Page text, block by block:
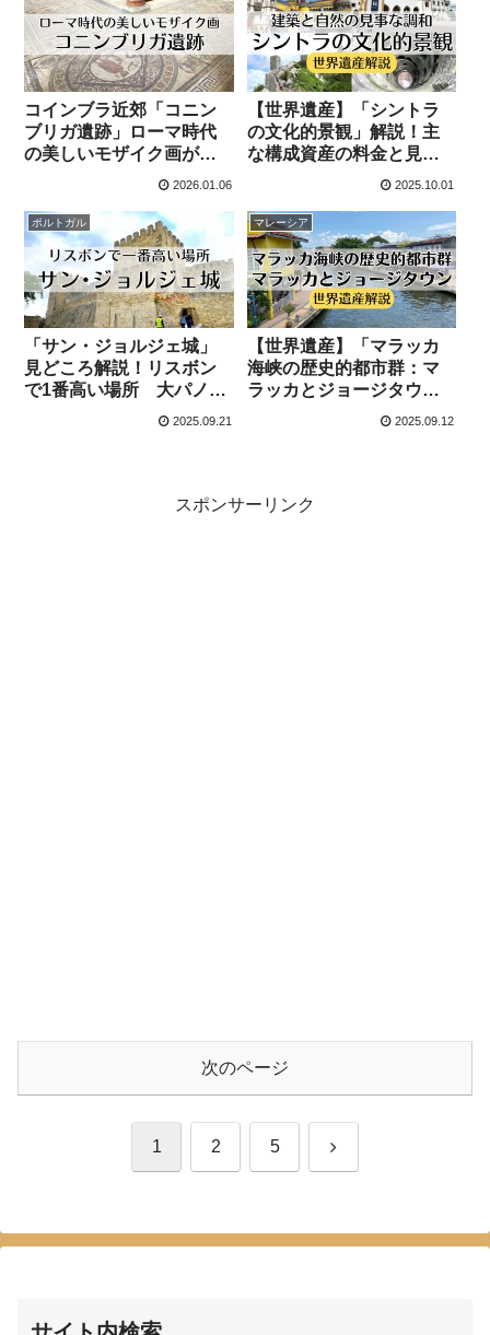
コインブラ近郊「コニン
ブリガ遺跡」ローマ時代
の美しいモザイク画がた
くさん！行き方も解説！
2026.01.06
【世界遺産】「シントラ
の文化的景観」解説！主
な構成資産の料金と見ど
2025.10.01
ポルトガル
「サン・ジョルジェ城」
見どころ解説！リスボン
で1番高い場所 大パノラ
マ展望台スポット
2025.09.21
マレーシア
【世界遺産】「マラッカ
海峡の歴史的都市群：マ
ラッカとジョージタウ
ン」解説！東西文化が混
2025.09.12
スポンサーリンク
次のページ
1 2 5 次